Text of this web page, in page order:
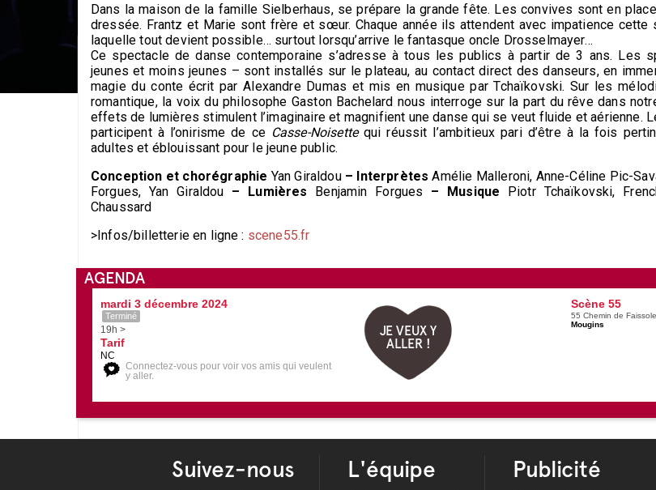
Dans la maison de la famille Sielberhaus, se prépare la grande fête. Les convives sont en
dressée. Frantz et Marie sont frère et sœur. Chaque année ils attendent avec impatience cette
laquelle tout devient possible… surtout lorsqu’arrive le fantasque oncle Drosselmayer…
Ce spectacle de danse contemporaine s’adresse à tous les publics à partir de 3 ans. Les
jeunes et moins jeunes – sont installés sur le plateau, au contact direct des danseurs, en
magie du conte écrit par Alexandre Dumas et mis en musique par Tchaïkovski. Sur les
romantique, la voix du philosophe Gaston Bachelard nous interroge sur la part du rêve dans
effets de lumières stimulent l’imaginaire et magnifient une danse qui se veut fluide et aérienne.
participent à l’onirisme de ce Casse-Noisettequi réussit l’ambitieux pari d’être à la fois
adultes et éblouissant pour le jeune public.
Conception et chorégraphie Yan Giraldou – Interprètes Amélie Malleroni, Anne-Céline Pic-
Forgues, Yan Giraldou – Lumières Benjamin Forgues – Musique Piotr Tchaïkovski,
Chaussard
>Infos/billetterie en ligne : scene55.fr
AGENDA
mardi 3 décembre 2024
Terminé
19h >
Tarif
NC
Connectez-vous pour voir vos amis qui veulent
y aller.
JE VEUX Y
ALLER !
Scène 55
55 Chemin de
Mougins
Suivez-nous L'équipe Publicité